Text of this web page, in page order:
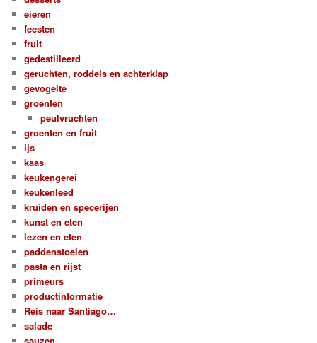
eieren
feesten
fruit
gedestilleerd
geruchten, roddels en achterklap
gevogelte
groenten
peulvruchten
groenten en fruit
ijs
kaas
keukengerei
keukenleed
kruiden en specerijen
kunst en eten
lezen en eten
paddenstoelen
pasta en rijst
primeurs
productinformatie
Reis naar Santiago…
salade